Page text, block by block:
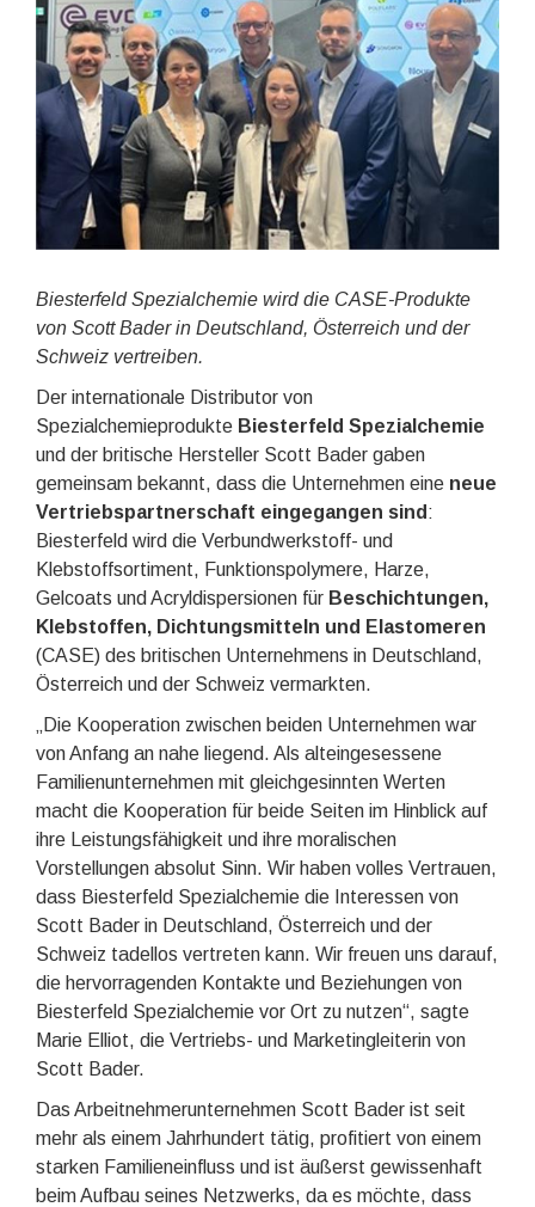
Biesterfeld Spezialchemie wird die CASE-Produkte
von Scott Bader in Deutschland, Österreich und der
Schweiz vertreiben.
Der internationale Distributor von
Spezialchemieprodukte Biesterfeld Spezialchemie
und der britische Hersteller Scott Bader gaben
gemeinsam bekannt, dass die Unternehmen eine neue
Vertriebspartnerschaft eingegangen sind :
Biesterfeld wird die Verbundwerkstoff- und
Klebstoffsortiment, Funktionspolymere, Harze,
Gelcoats und Acryldispersionen für Beschichtungen,
Klebstoffen, Dichtungsmitteln und Elastomeren
(CASE) des britischen Unternehmens in Deutschland,
Österreich und der Schweiz vermarkten.
„Die Kooperation zwischen beiden Unternehmen war
von Anfang an nahe liegend. Als alteingesessene
Familienunternehmen mit gleichgesinnten Werten
macht die Kooperation für beide Seiten im Hinblick auf
ihre Leistungsfähigkeit und ihre moralischen
Vorstellungen absolut Sinn. Wir haben volles Vertrauen,
dass Biesterfeld Spezialchemie die Interessen von
Scott Bader in Deutschland, Österreich und der
Schweiz tadellos vertreten kann. Wir freuen uns darauf,
die hervorragenden Kontakte und Beziehungen von
Biesterfeld Spezialchemie vor Ort zu nutzen“, sagte
Marie Elliot, die Vertriebs- und Marketingleiterin von
Scott Bader.
Das Arbeitnehmerunternehmen Scott Bader ist seit
mehr als einem Jahrhundert tätig, profitiert von einem
starken Familieneinfluss und ist äußerst gewissenhaft
beim Aufbau seines Netzwerks, da es möchte, dass